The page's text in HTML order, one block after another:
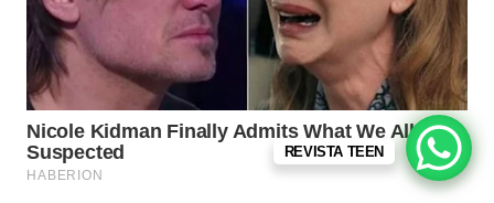
REVISTA TEEN